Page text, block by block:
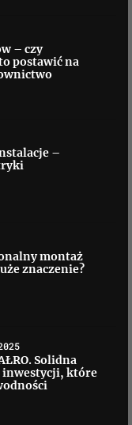
– czy
postawić na
–
montaż
znaczenie?
Solidna
inwestycji, które